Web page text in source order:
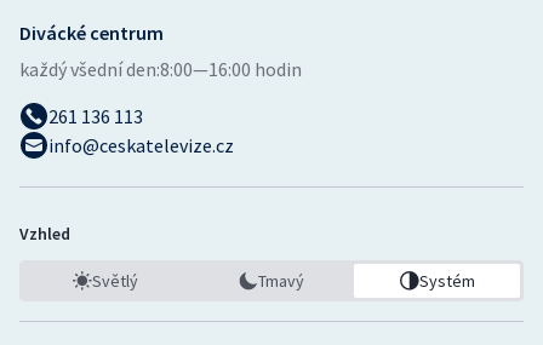
Divácké centrum
každý všední den:8:00—16:00 hodin
261 136 113
info@ceskatelevize.cz
Vzhled
Světlý Tmavý Systém